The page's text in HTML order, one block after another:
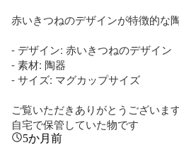
赤いきつねのデザインが特徴的な
- デザイン: 赤いきつねのデザイン
- 素材: 陶器
- サイズ: マグカップサイズ
ご覧いただきありがとうございま
自宅で保管していた物です
5か月前